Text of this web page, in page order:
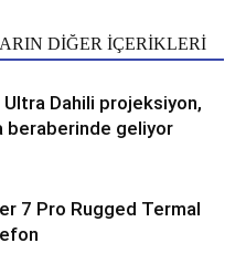
DİĞER İÇERİKLERİ
Dahili projeksiyon,
beraberinde geliyor
7 Pro Rugged Termal